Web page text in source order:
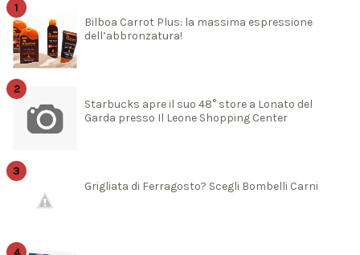
Bilboa Carrot Plus: la massima espressione
dell’abbronzatura!
Starbucks apre il suo 48° store a Lonato del
Garda presso Il Leone Shopping Center
Grigliata di Ferragosto? Scegli Bombelli Carni